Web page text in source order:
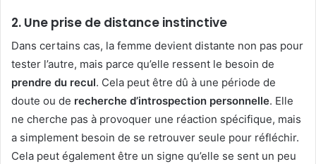
2. Une prise de distance instinctive
Dans certains cas, la femme devient distante non pas pour
tester l’autre, mais parce qu’elle ressent le besoin de
prendre du recul. Cela peut être dû à une période de
doute ou de recherche d’introspection personnelle. Elle
ne cherche pas à provoquer une réaction spécifique, mais
a simplement besoin de se retrouver seule pour réfléchir.
Cela peut également être un signe qu’elle se sent un peu